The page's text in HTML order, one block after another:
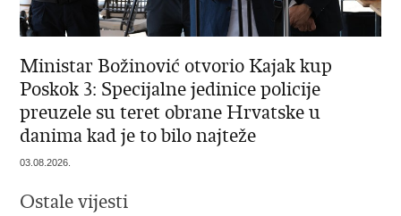
Ministar Božinović otvorio Kajak kup
Poskok 3: Specijalne jedinice policije
preuzele su teret obrane Hrvatske u
danima kad je to bilo najteže
03.08.2026.
Ostale vijesti